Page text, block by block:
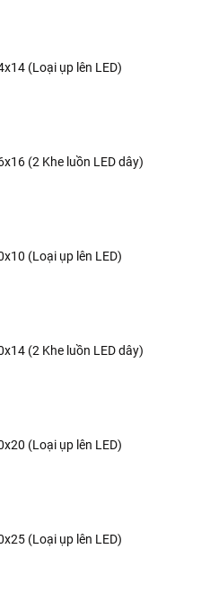
(Loại ụp lên LED)
(2 Khe luồn LED dây)
(Loại ụp lên LED)
(2 Khe luồn LED dây)
(Loại ụp lên LED)
(Loại ụp lên LED)